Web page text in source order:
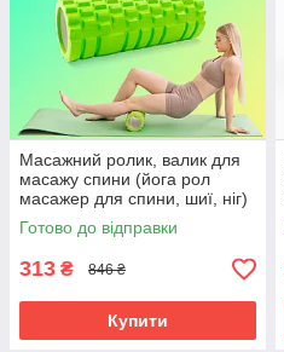
Масажний ролик, валик для
масажу спини (йога рол
масажер для спини, шиї, ніг)
OSPORT 33*14см (MS 0857)
Зелений
Готово до відправки
313 ₴ 846 ₴
Купити